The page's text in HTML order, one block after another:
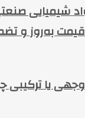
شیمیایی
به‌روز و
یا ترکیبی